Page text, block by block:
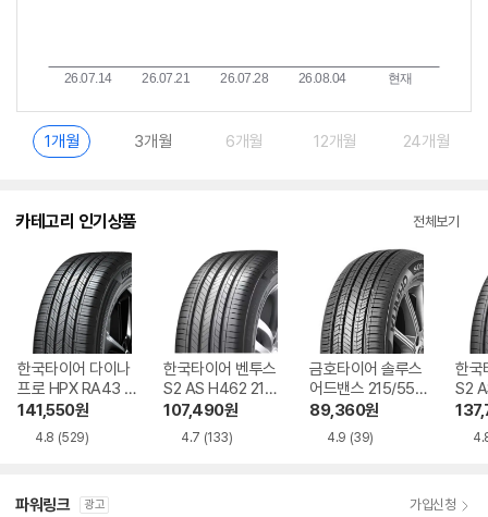
1개월 3개월 6개월 12개월 24개월
카테고리 인기상품 전체보기
한국타이어 다이나
프로 HPX RA43 2
35/55R19
141,550원
4.8 (529)
한국타이어 벤투스
S2 AS H462 215/
55R17
107,490원
4.7 (133)
금호타이어 솔루스
어드밴스 215/55R
17
89,360원
4.9 (39)
한국
S2
파워링크 광고 가입신청